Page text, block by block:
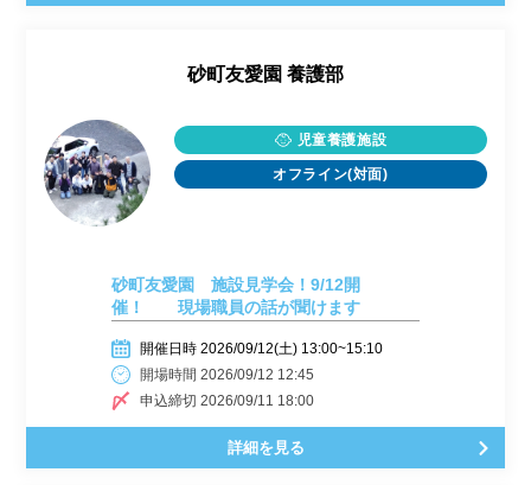
砂町友愛園 養護部
児童養護施設
オフライン(対面)
砂町友愛園 施設見学会！9/12開
催！ 現場職員の話が聞けます
開催日時 2026/09/12(土) 13:00~15:10
開場時間 2026/09/12 12:45
申込締切 2026/09/11 18:00
詳細を見る